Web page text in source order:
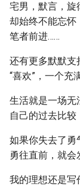
宅男，默言，旋
却始终不能忘怀
笔者前进……
还有更多默默支
“喜欢”，一个充
生活就是一场无
自己的过去比较
如果你失去了勇
勇往直前，就会
我的理想还是写